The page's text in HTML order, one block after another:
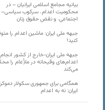
بیانیه مجامع اسلامی ایرانیان – در
محکومیت اعدام، سرکوب سیاسی–
اجتماعی، و نقض حقوق زنان
جبهه ملی ایران: ماشین اعدام را
کنید!
جبهه ملی ایران-خارج از کشور انجام
اعدام‌های وقیحانه در ملأِعام را
می‌کند
همگامی برای جمهوری سکولار
ایران: نه به اعدام